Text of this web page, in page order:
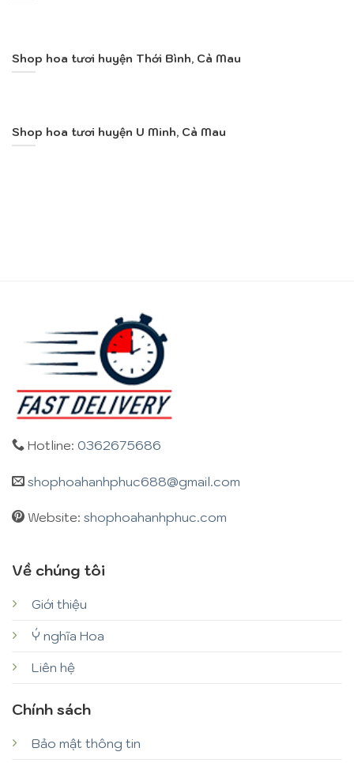
Shop hoa tươi huyện Thới Bình, Cà Mau
Shop hoa tươi huyện U Minh, Cà Mau
Hotline: 0362675686
shophoahanhphuc688@gmail.com
Website: shophoahanhphuc.com
Về chúng tôi
Giới thiệu
Ý nghĩa Hoa
Liên hệ
Chính sách
Bảo mật thông tin